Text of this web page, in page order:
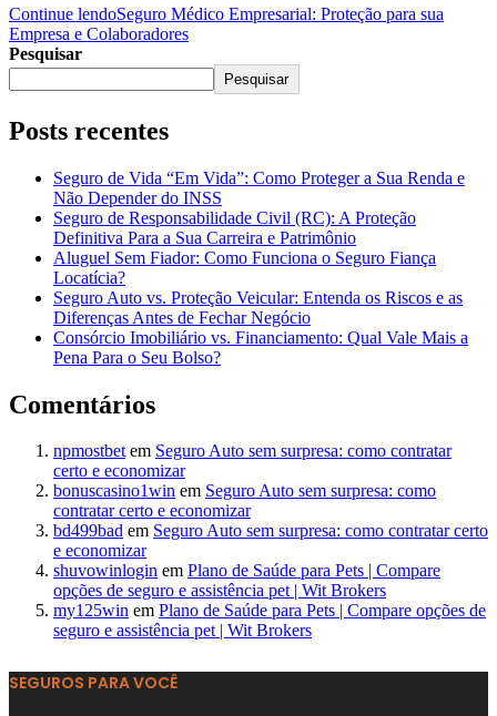
Continue lendoSeguro Médico Empresarial: Proteção para sua
Empresa e Colaboradores
Pesquisar
Pesquisar
Posts recentes
Seguro de Vida “Em Vida”: Como Proteger a Sua Renda e
Não Depender do INSS
Seguro de Responsabilidade Civil (RC): A Proteção
Definitiva Para a Sua Carreira e Patrimônio
Aluguel Sem Fiador: Como Funciona o Seguro Fiança
Locatícia?
Seguro Auto vs. Proteção Veicular: Entenda os Riscos e as
Diferenças Antes de Fechar Negócio
Consórcio Imobiliário vs. Financiamento: Qual Vale Mais a
Pena Para o Seu Bolso?
Comentários
npmostbetem Seguro Auto sem surpresa: como contratar
certo e economizar
bonuscasino1win em Seguro Auto sem surpresa: como
contratar certo e economizar
bd499bad em Seguro Auto sem surpresa: como contratar certo
e economizar
shuvowinlogin em Plano de Saúde para Pets | Compare
opções de seguro e assistência pet | Wit Brokers
my125win em Plano de Saúde para Pets | Compare opções de
seguro e assistência pet | Wit Brokers
SEGUROS PARA VOCÊ